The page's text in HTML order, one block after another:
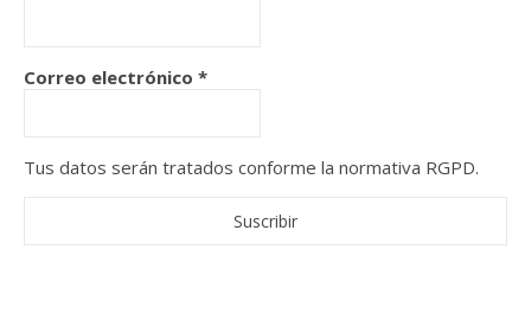
Correo electrónico *
Tus datos serán tratados conforme la normativa RGPD.